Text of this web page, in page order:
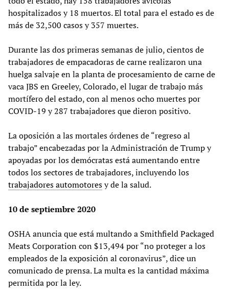
hospitalizados y 18 muertos. El total para el estado es de
más de 32,500 casos y 357 muertes.
Durante las dos primeras semanas de julio, cientos de
trabajadores de empacadoras de carne realizaron una
huelga salvaje en la planta de procesamiento de carne de
vaca JBS en Greeley, Colorado, el lugar de trabajo más
mortífero del estado, con al menos ocho muertes por
COVID-19 y 287 trabajadores que dieron positivo.
La oposición a las mortales órdenes de “regreso al
trabajo” encabezadas por la Administración de Trump y
apoyadas por los demócratas está aumentando entre
todos los sectores de trabajadores, incluyendo los
trabajadores automotoresy de la salud.
10 de septiembre 2020
OSHA anuncia que está multando a Smithfield Packaged
Meats Corporation con $13,494 por “no proteger a los
empleados de la exposición al coronavirus”, dice un
comunicado de prensa. La multa es la cantidad máxima
permitida por la ley.